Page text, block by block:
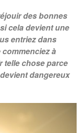
des bonnes
cela devient une
entriez dans
à
telle chose parce
dangereux